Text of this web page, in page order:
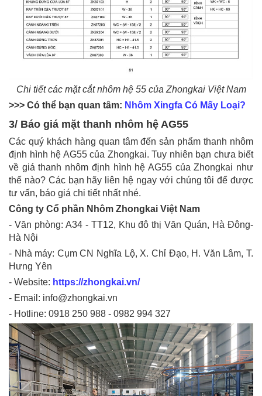
Chi tiết các mặt cắt nhôm hệ 55 của Zhongkai Việt Nam
>>> Có thể bạn quan tâm: Nhôm Xingfa Có Mấy Loại?
3/ Báo giá mặt thanh nhôm hệ AG55
Các quý khách hàng quan tâm đến sản phẩm thanh nhôm
định hình hệ AG55 của Zhongkai. Tuy nhiên bạn chưa biết
về giá thanh nhôm định hình hệ AG55 của Zhongkai như
thế nào? Các bạn hãy liên hệ ngay với chúng tôi để được
tư vấn, báo giá chi tiết nhất nhé.
Công ty Cổ phần Nhôm Zhongkai Việt Nam
- Văn phòng: A34 - TT12, Khu đô thị Văn Quán, Hà Đông-
Hà Nội
- Nhà máy: Cụm CN Nghĩa Lộ, X. Chỉ Đạo, H. Văn Lâm, T.
Hưng Yên
- Website: https://zhongkai.vn/
- Email: info@zhongkai.vn
- Hotline: 0918 250 988 - 0982 994 327